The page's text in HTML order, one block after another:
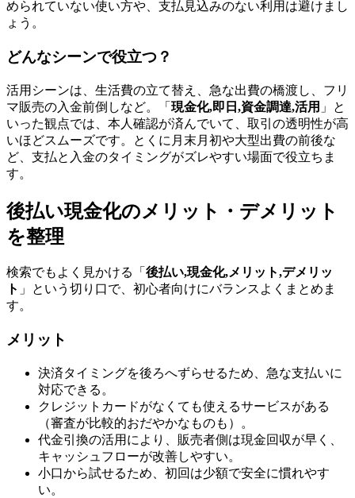
められていない使い方や、支払見込みのない利用は避けまし
ょう。
どんなシーンで役立つ？
活用シーンは、生活費の立て替え、急な出費の橋渡し、フリ
マ販売の入金前倒しなど。「 現金化,即日,資金調達,活用 」と
いった観点では、本人確認が済んでいて、取引の透明性が高
いほどスムーズです。とくに月末月初や大型出費の前後な
ど、支払と入金のタイミングがズレやすい場面で役立ちま
す。
後払い現金化のメリット・デメリット
を整理
検索でもよく見かける「 後払い,現金化,メリット,デメリッ
ト 」という切り口で、初心者向けにバランスよくまとめま
す。
メリット
決済タイミングを後ろへずらせるため、急な支払いに
対応できる。
クレジットカードがなくても使えるサービスがある
（審査が比較的おだやかなものも）。
代金引換の活用により、販売者側は現金回収が早く、
キャッシュフローが改善しやすい。
小口から試せるため、初回は少額で安全に慣れやす
い。